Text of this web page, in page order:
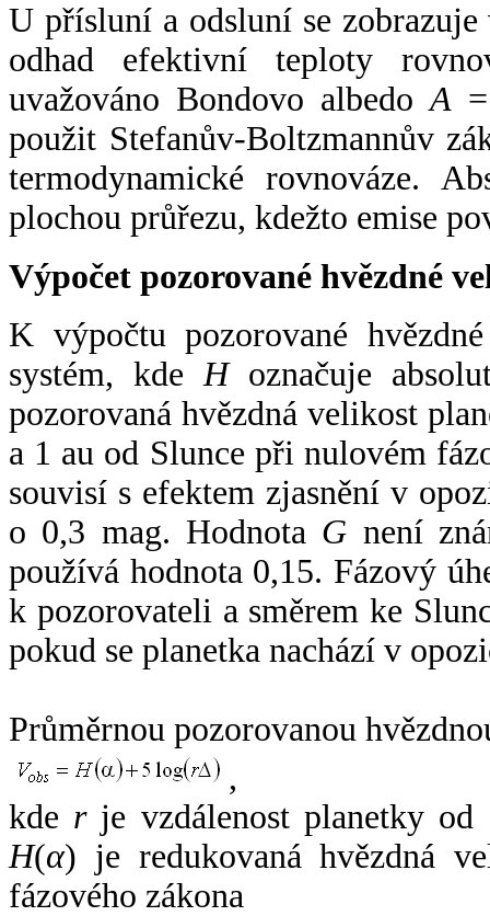
U přísluní a odsluní se
odhad efektivní teploty
uvažováno Bondovo albedoA
použit Stefanův-Boltzmannův
termodynamické rovnováze.
plochou průřezu, kdežto emise
Výpočet pozorované hvězdné
K výpočtu pozorované
systém, kde Hoznačuje
pozorovaná hvězdná velikost
a 1 au od Slunce při nulovém
souvisí s efektem zjasnění v
o 0,3 mag. Hodnota G není
používá hodnota 0,15. Fázový
k pozorovateli a směrem ke
pokud se planetka nachází v
Průměrnou pozorovanou
,
kde rje vzdálenost planetky od
H(α) je redukovaná hvězdná
fázového zákona